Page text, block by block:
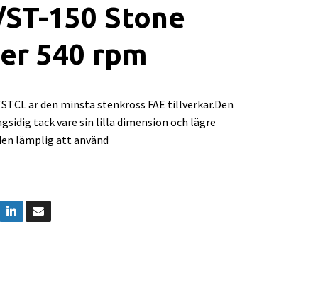
150 Stone
540 rpm
är den minsta stenkross FAE tillverkar.Den
tack vare sin lilla dimension och lägre
lämplig att använd